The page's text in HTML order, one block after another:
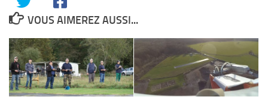
VOUS AIMEREZ AUSSI...